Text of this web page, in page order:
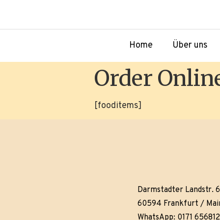
Home Über uns
Order
[fooditems]
Darmstadter Landstr. 6
60594 Frankfurt /
WhatsApp: 0171